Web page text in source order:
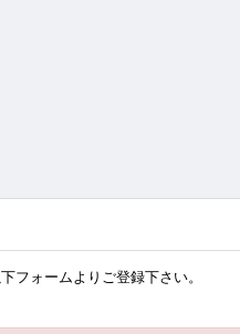
フォームよりご登録下さい。